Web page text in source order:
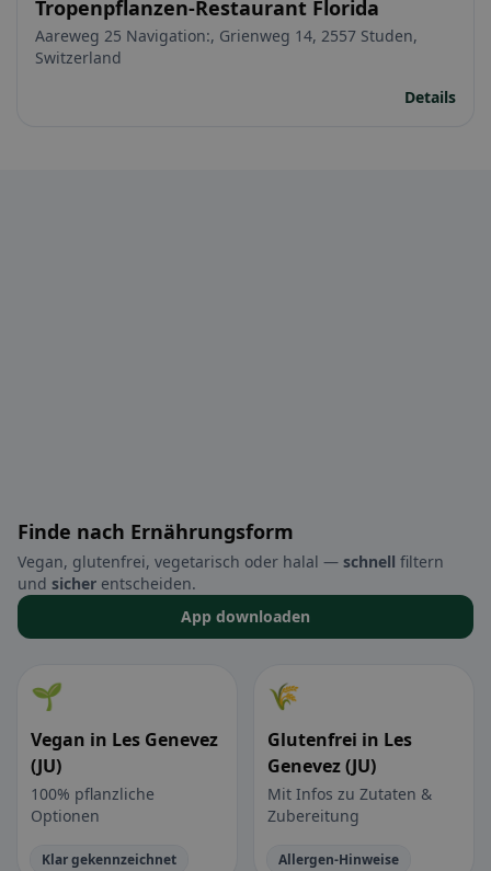
Tropenpflanzen-Restaurant Florida
Aareweg 25 Navigation:, Grienweg 14, 2557 Studen,
Switzerland
Details
Finde nach Ernährungsform
Vegan, glutenfrei, vegetarisch oder halal — schnell filtern
und sicher entscheiden.
App downloaden
🌱
Vegan in Les Genevez
(JU)
100% pflanzliche
Optionen
Klar gekennzeichnet
🌾
Glutenfrei in Les
Genevez (JU)
Mit Infos zu Zutaten &
Zubereitung
Allergen-Hinweise